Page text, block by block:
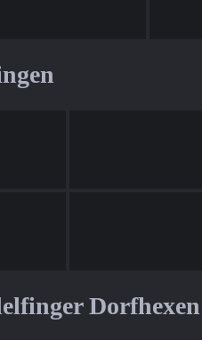
Dorfhexen